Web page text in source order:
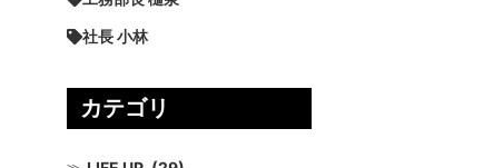
社長 小林
カテゴリ